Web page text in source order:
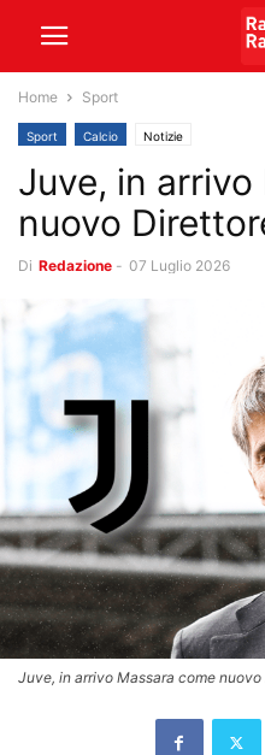
Home Sport
Sport Calcio Notizie
Juve, in
nuovo
Di Redazione - 07 Luglio 2026
Juve, in arrivo Massara come